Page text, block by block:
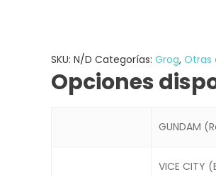
SKU: N/D Categorías: Grog, Otras
Opciones
GUNDAM
VICE CITY